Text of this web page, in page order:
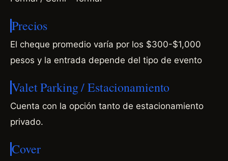
Precios
El cheque promedio varía por los $300-$1,000
pesos y la entrada depende del tipo de evento
Valet Parking / Estacionamiento
Cuenta con la opción tanto de estacionamiento
privado.
Cover